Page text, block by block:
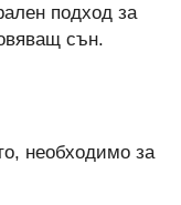
подход за
сън.
необходимо за